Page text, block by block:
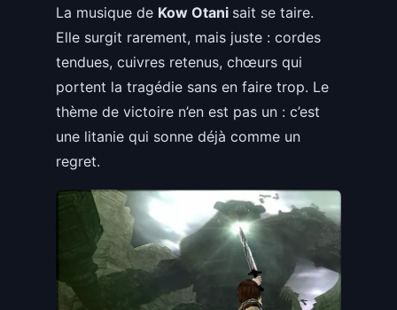
La musique de Kow Otani sait se taire.
Elle surgit rarement, mais juste : cordes
tendues, cuivres retenus, chœurs qui
portent la tragédie sans en faire trop. Le
thème de victoire n’en est pas un : c’est
une litanie qui sonne déjà comme un
regret.